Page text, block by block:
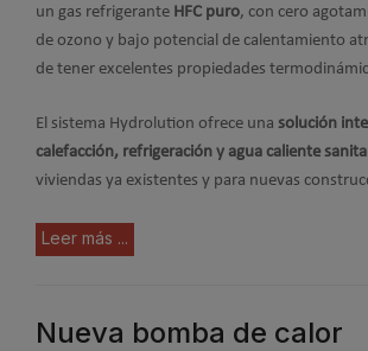
un gas refrigerante HFC puro, con cero
de ozono y bajo potencial de calentamiento
de tener excelentes propiedades
El sistema Hydrolution ofrece una solución
calefacción, refrigeración y agua caliente
viviendas ya existentes y para nuevas
Leer más ...
Nueva bomba de calor